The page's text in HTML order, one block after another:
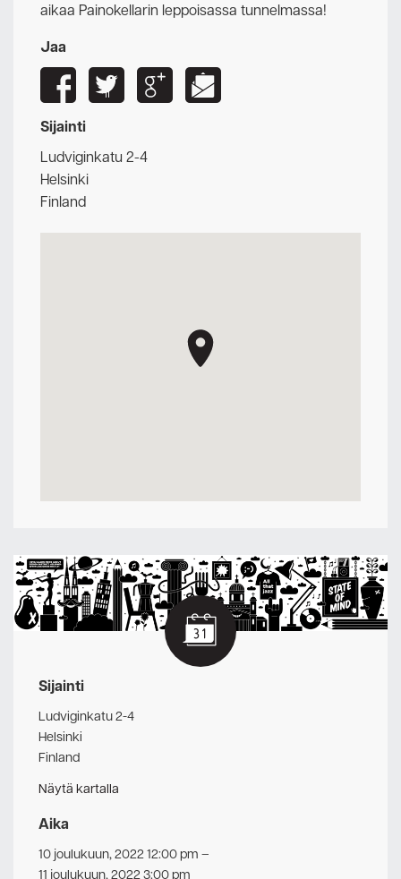
aikaa Painokellarin leppoisassa tunnelmassa!
Jaa
Sijainti
Ludviginkatu 2-4
Helsinki
Finland
Sijainti
Ludviginkatu 2-4
Helsinki
Finland
Näytä kartalla
Aika
10 joulukuun, 2022 12:00 pm –
11 joulukuun, 2022 3:00 pm